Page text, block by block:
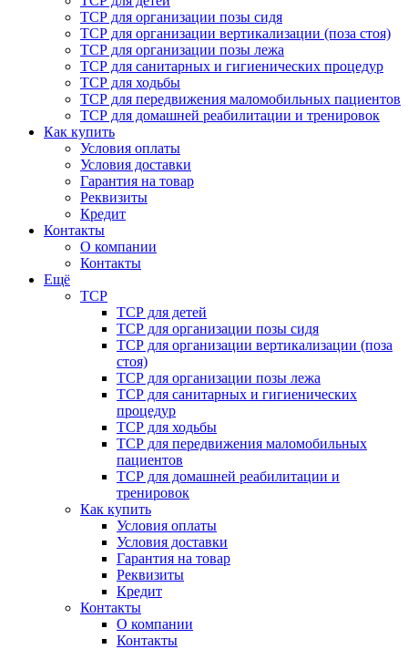
ТСР для организации позы сидя
ТСР для организации вертикализации (поза стоя)
ТСР для организации позы лежа
ТСР для санитарных и гигиенических процедур
ТСР для ходьбы
ТСР для передвижения маломобильных пациентов
ТСР для домашней реабилитации и тренировок
Как купить
Условия оплаты
Условия доставки
Гарантия на товар
Реквизиты
Кредит
Контакты
О компании
Контакты
Ещё
ТСР
ТСР для детей
ТСР для организации позы сидя
ТСР для организации вертикализации (поза
стоя)
ТСР для организации позы лежа
ТСР для санитарных и гигиенических
процедур
ТСР для ходьбы
ТСР для передвижения маломобильных
пациентов
ТСР для домашней реабилитации и
тренировок
Как купить
Условия оплаты
Условия доставки
Гарантия на товар
Реквизиты
Кредит
Контакты
О компании
Контакты